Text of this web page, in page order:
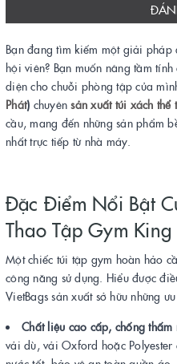
Bạn đang tìm kiếm một giải
hội viên? Bạn muốn nâng tầm
diện cho chuỗi phòng tập của
Phát) chuyênsản xuất túi xách thể
cầu, mang đến những sản phẩm
nhất trực tiếp từ nhà máy.
Đặc Điểm Nổi Bật
Thao Tập Gym King
Một chiếc túi tập gym hoàn hảo
công năng sử dụng. Hiểu được
VietBags sản xuất sở hữu những
Chất liệu cao cấp, chống thấm
vải dù, vải Oxford hoặc